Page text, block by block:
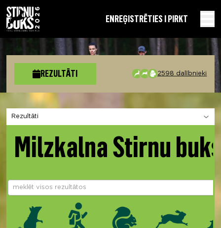
ENREĢISTRĒTIES I PIRKT
REZULTĀTI 2598 dalībnieki
Izvēlies sadaļu
Milzkalna Stirnu buks